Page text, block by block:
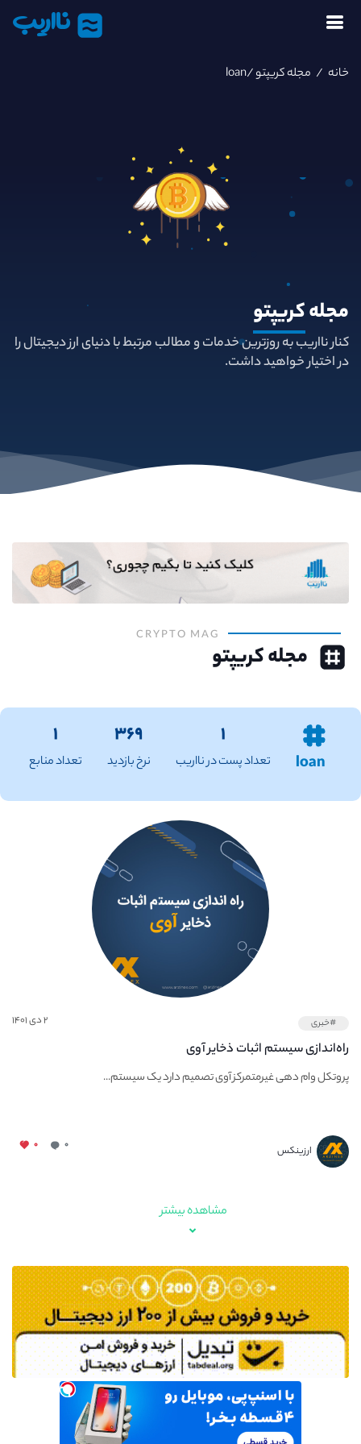
نااریب
خانه / مجله کریپتو/loan
مجلهکریپتو
کنار نااریب به روزترین خدمات و مطالب مرتبط با دنیای ارز دیجیتال را
در اختیار خواهید داشت.
CRYPTO MAG
مجله کریپتو
loan
۱
تعداد پست در نااریب
۳۶۹
نرخ بازدید
۱
تعداد منابع
#خبری ۲ دی ۱۴۰۱
راه‌اندازی سیستم اثبات ذخایر آوی
پروتکل وام‌ دهی غیرمتمرکز آوی تصمیم دارد یک سیستم...
ارزینکس ۰ ۰
مشاهده بیشتر